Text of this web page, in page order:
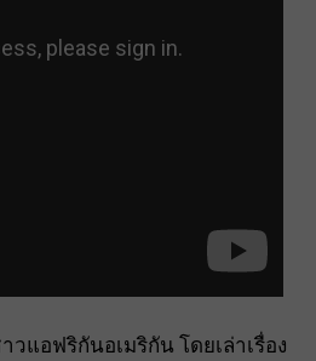
แอฟริกันอเมริกัน โดยเล่าเรื่อง